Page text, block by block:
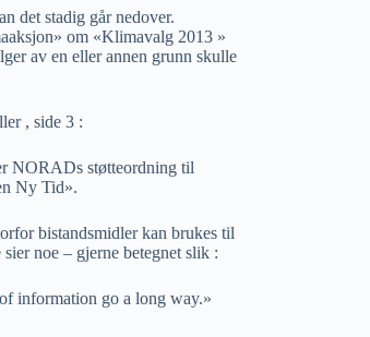
det stadig går nedover.
om «Klimavalg 2013 »
av en eller annen grunn skulle
, side 3 :
NORADs støtteordning til
Ny Tid».
bistandsmidler kan brukes til
noe – gjerne betegnet slik :
information go a long way.»